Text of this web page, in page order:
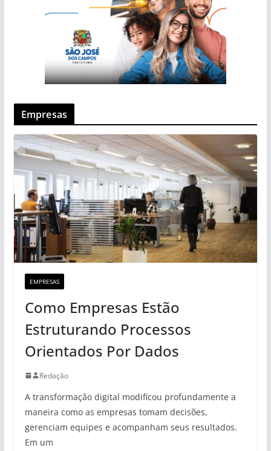
Empresas
EMPRESAS
Como Empresas Estão
Estruturando Processos
Orientados Por Dados
Redação
A transformação digital modificou profundamente a
maneira como as empresas tomam decisões,
gerenciam equipes e acompanham seus resultados.
Em um